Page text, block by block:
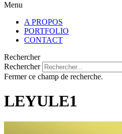
Menu
A PROPOS
PORTFOLIO
CONTACT
Rechercher
Rechercher
Fermer ce champ de recherche.
LEYULE1